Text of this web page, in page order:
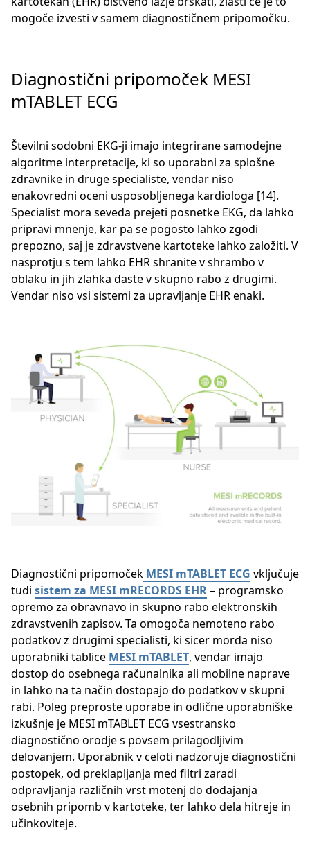
mogoče izvesti v samem diagnostičnem pripomočku.
Diagnostični pripomoček MESI
mTABLET ECG
Številni sodobni EKG-ji imajo integrirane samodejne
algoritme interpretacije, ki so uporabni za splošne
zdravnike in druge specialiste, vendar niso
enakovredni oceni usposobljenega kardiologa [14].
Specialist mora seveda prejeti posnetke EKG, da lahko
pripravi mnenje, kar pa se pogosto lahko zgodi
prepozno, saj je zdravstvene kartoteke lahko založiti. V
nasprotju s tem lahko EHR shranite v shrambo v
oblaku in jih zlahka daste v skupno rabo z drugimi.
Vendar niso vsi sistemi za upravljanje EHR enaki.
Diagnostični pripomoček MESI mTABLET ECG vključuje
tudi sistem za MESI mRECORDS EHR– programsko
opremo za obravnavo in skupno rabo elektronskih
zdravstvenih zapisov. Ta omogoča nemoteno rabo
podatkov z drugimi specialisti, ki sicer morda niso
uporabniki tablice MESI mTABLET, vendar imajo
dostop do osebnega računalnika ali mobilne naprave
in lahko na ta način dostopajo do podatkov v skupni
rabi. Poleg preproste uporabe in odlične uporabniške
izkušnje je MESI mTABLET ECG vsestransko
diagnostično orodje s povsem prilagodljivim
delovanjem. Uporabnik v celoti nadzoruje diagnostični
postopek, od preklapljanja med filtri zaradi
odpravljanja različnih vrst motenj do dodajanja
osebnih pripomb v kartoteke, ter lahko dela hitreje in
učinkoviteje.